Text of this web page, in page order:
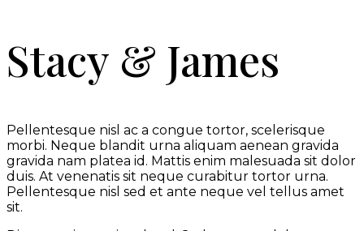
Stacy & James
Pellentesque nisl ac a congue tortor, scelerisque
morbi. Neque blandit urna aliquam aenean gravida
gravida nam platea id. Mattis enim malesuada sit dolor
duis. At venenatis sit neque curabitur tortor urna.
Pellentesque nisl sed et ante neque vel tellus amet
sit.